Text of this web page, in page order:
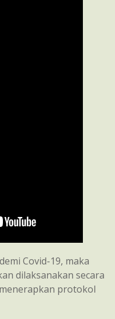
Covid-19, maka
dilaksanakan secara
protokol